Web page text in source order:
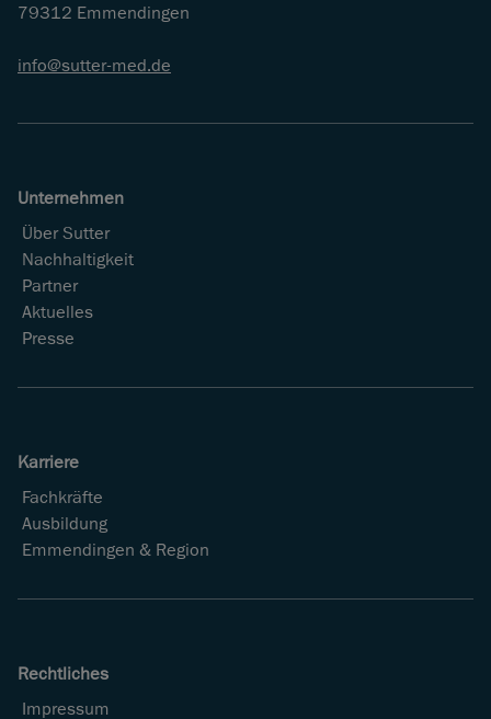
79312 Emmendingen
info sutter-med de
Unternehmen
Über Sutter
Nachhaltigkeit
Partner
Aktuelles
Presse
Karriere
Fachkräfte
Ausbildung
Emmendingen & Region
Rechtliches
Impressum